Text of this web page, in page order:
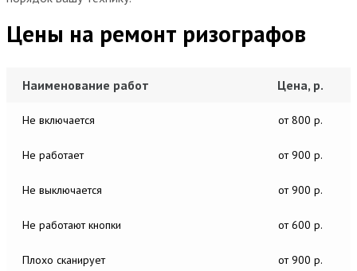
Цены на ремонт ризографов
Наименование работ Цена, р.
Не включается от 800 р.
Не работает от 900 р.
Не выключается от 900 р.
Не работают кнопки от 600 р.
Плохо сканирует от 900 р.